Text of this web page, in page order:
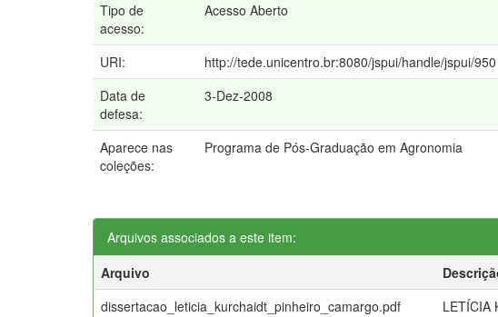
Tipo de
acesso:
Acesso Aberto
URI:
http://tede.unicentro.br:8080/jspui/handle/jspui/950
Data de
defesa:
3-Dez-2008
Aparece nas
coleções:
Programa de Pós-Graduação em Agronomia
Arquivos associados a este item:
Arquivo
dissertacao_leticia_kurchaidt_pinheiro_camargo.pdf
LETÍCIA